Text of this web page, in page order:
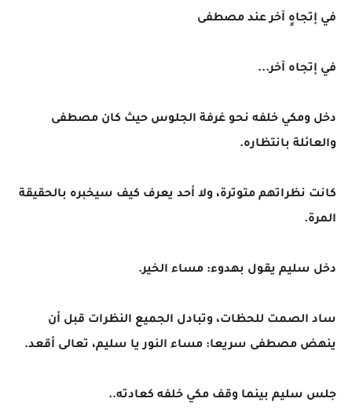
في إتجاهٍ آخر عند مصطفى
في إتجاه آخر...
دخل ومكي خلفه نحو غرفة الجلوس حيث كان مصطفى
والعائلة بانتظاره.
كانت نظراتهم متوترة، ولا أحد يعرف كيف سيخبره بالحقيقة
المرة.
دخل سليم يقول بهدوء: مساء الخير.
ساد الصمت للحظات، وتبادل الجميع النظرات قبل أن
ينهض مصطفى سريعا: مساء النور يا سليم، تعالى أقعد.
جلس سليم بينما وقف مكي خلفه كعادته..